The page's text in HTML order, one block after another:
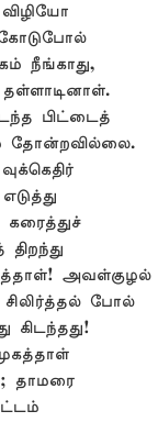
கோடுபோல்
நீங்காது,
பிட்டைத்
தோன்றவில்லை.
கரைத்துச்
அவள்குழல்
சிலிர்த்தல் போல்
கிடந்தது!
தாமரை